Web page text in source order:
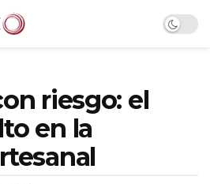
riesgo: el
en la